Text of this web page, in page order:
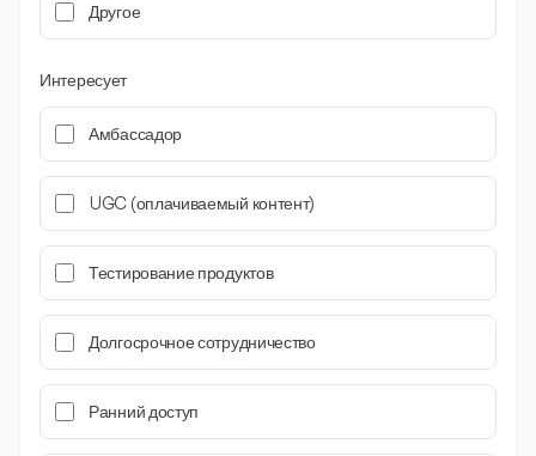
Другое
Интересует
Амбассадор
UGC (оплачиваемый контент)
Тестирование продуктов
Долгосрочное сотрудничество
Ранний доступ